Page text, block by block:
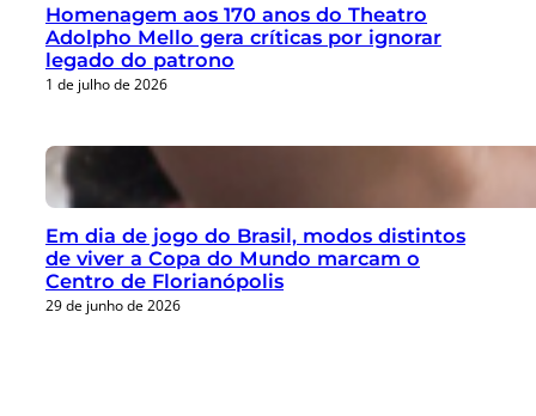
Homenagem aos 170 anos do Theatro
Adolpho Mello gera críticas por ignorar
legado do patrono
1 de julho de 2026
Em dia de jogo do Brasil, modos distintos
de viver a Copa do Mundo marcam o
Centro de Florianópolis
29 de junho de 2026